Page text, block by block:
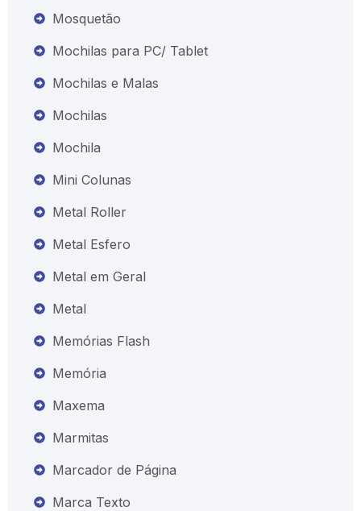
Mosquetão
Mochilas para PC/ Tablet
Mochilas e Malas
Mochilas
Mochila
Mini Colunas
Metal Roller
Metal Esfero
Metal em Geral
Metal
Memórias Flash
Memória
Maxema
Marmitas
Marcador de Página
Marca Texto